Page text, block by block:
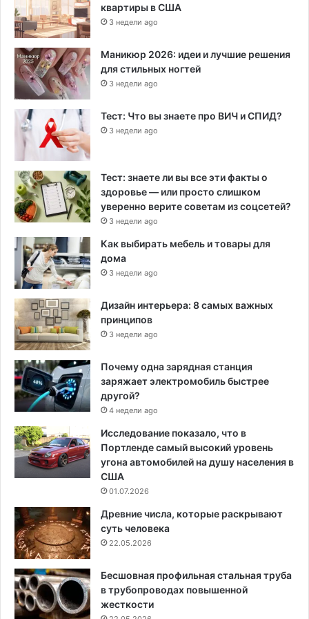
квартиры в США
3 недели ago
Маникюр 2026: идеи и лучшие решения
для стильных ногтей
3 недели ago
Тест: Что вы знаете про ВИЧ и СПИД?
3 недели ago
Тест: знаете ли вы все эти факты о
здоровье — или просто слишком
уверенно верите советам из соцсетей?
3 недели ago
Как выбирать мебель и товары для
дома
3 недели ago
Дизайн интерьера: 8 самых важных
принципов
3 недели ago
Почему одна зарядная станция
заряжает электромобиль быстрее
другой?
4 недели ago
Исследование показало, что в
Портленде самый высокий уровень
угона автомобилей на душу населения в
США
01.07.2026
Древние числа, которые раскрывают
суть человека
22.05.2026
Бесшовная профильная стальная труба
в трубопроводах повышенной
жесткости